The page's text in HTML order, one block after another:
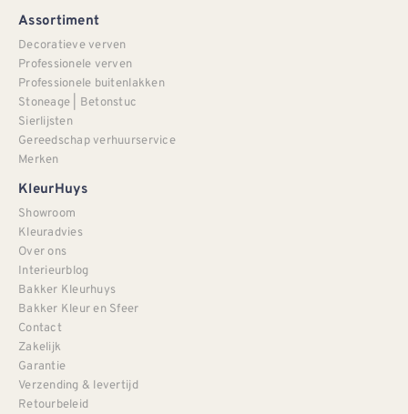
Assortiment
Decoratieve verven
Professionele verven
Professionele buitenlakken
Stoneage | Betonstuc
Sierlijsten
Gereedschap verhuurservice
Merken
KleurHuys
Showroom
Kleuradvies
Over ons
Interieurblog
Bakker Kleurhuys
Bakker Kleur en Sfeer
Contact
Zakelijk
Garantie
Verzending & levertijd
Retourbeleid